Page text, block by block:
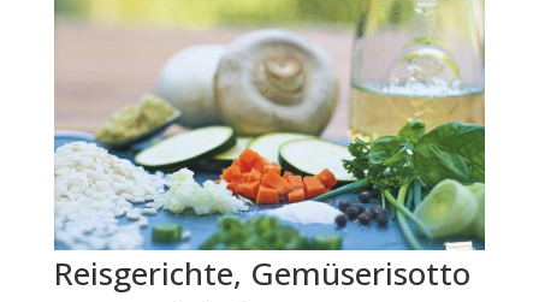
Reisgerichte, Gemüserisotto